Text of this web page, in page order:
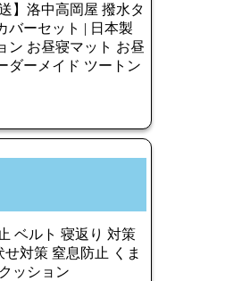
】洛中高岡屋 撥水タ
バーセット | 日本製
ン お昼寝マット お昼
ダーメイド ツートン
ベルト 寝返り 対策
対策 窒息防止 くま
ッション